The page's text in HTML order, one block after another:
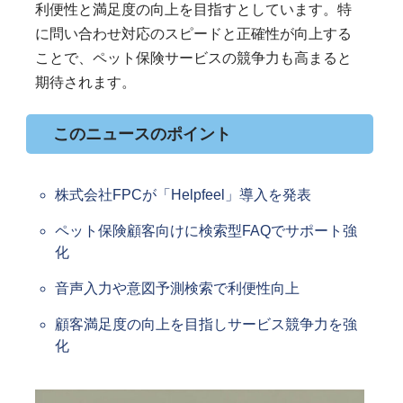
利便性と満足度の向上を目指すとしています。特
に問い合わせ対応のスピードと正確性が向上する
ことで、ペット保険サービスの競争力も高まると
期待されます。
このニュースのポイント
株式会社FPCが「Helpfeel」導入を発表
ペット保険顧客向けに検索型FAQでサポート強
化
音声入力や意図予測検索で利便性向上
顧客満足度の向上を目指しサービス競争力を強
化